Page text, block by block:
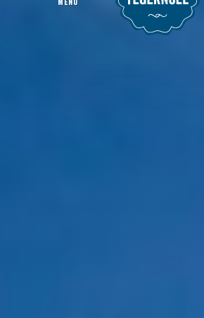
Adventszauber am Tegernsee
MENU